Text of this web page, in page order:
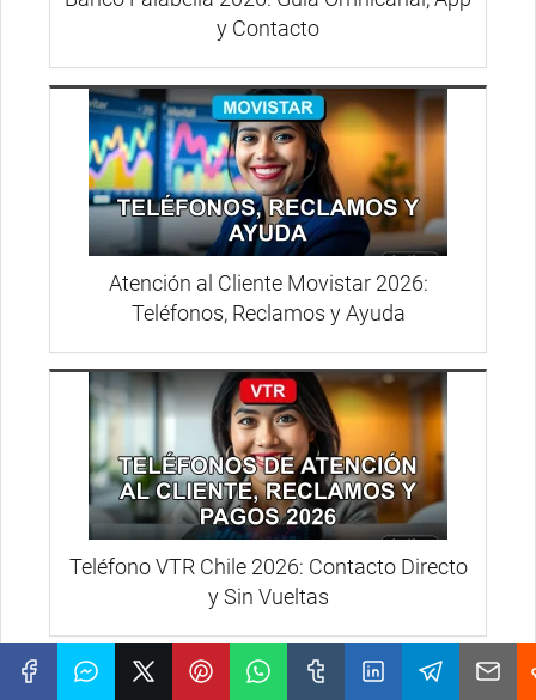
y Contacto
Atención al Cliente Movistar 2026:
Teléfonos, Reclamos y Ayuda
Teléfono VTR Chile 2026: Contacto Directo
y Sin Vueltas